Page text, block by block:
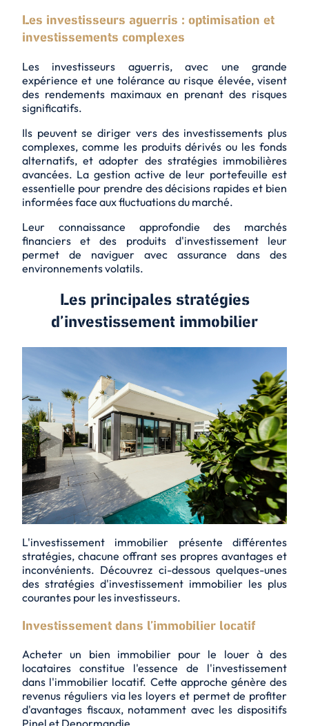
Les investisseurs aguerris : optimisation et
investissements complexes
Les investisseurs aguerris, avec une grande
expérience et une tolérance au risque élevée, visent
des rendements maximaux en prenant des risques
significatifs.
Ils peuvent se diriger vers des investissements plus
complexes, comme les produits dérivés ou les fonds
alternatifs, et adopter des stratégies immobilières
avancées. La gestion active de leur portefeuille est
essentielle pour prendre des décisions rapides et bien
informées face aux fluctuations du marché.
Leur connaissance approfondie des marchés
financiers et des produits d'investissement leur
permet de naviguer avec assurance dans des
environnements volatils.
Les principales stratégies
d’investissement immobilier
L'investissement immobilier présente différentes
stratégies, chacune offrant ses propres avantages et
inconvénients. Découvrez ci-dessous quelques-unes
des stratégies d'investissement immobilier les plus
courantes pour les investisseurs.
Investissement dans l’immobilier locatif
Acheter un bien immobilier pour le louer à des
locataires constitue l'essence de l'investissement
dans l'immobilier locatif. Cette approche génère des
revenus réguliers via les loyers et permet de profiter
d'avantages fiscaux, notamment avec les dispositifs